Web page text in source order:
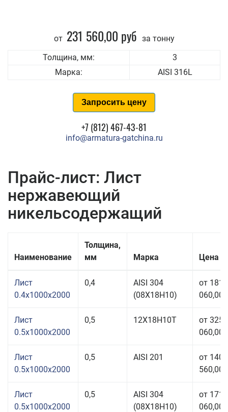
от 231 560,00 руб за тонну
Толщина, мм:
3
Марка:
AISI 316L
Запросить цену
+7 (812) 467-43-81
info@armatura-gatchina.ru
Прайс-лист: Лист
нержавеющий
никельсодержащий
Наименование
Толщина,
мм
Марка Цена
Лист
0.4x1000x2000
0,4
AISI 304
(08Х18Н10)
от 181
060,00
Лист
0.5x1000x2000
0,5 12Х18Н10Т
от 325
060,00
Лист
0.5x1000x2000
0,5 AISI 201
от 140
560,00
Лист
0.5x1000x2000
0,5
AISI 304
(08Х18Н10)
от 171
060,00